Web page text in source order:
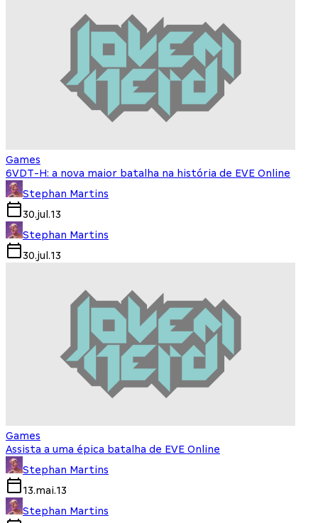
Games
6VDT-H: a nova maior batalha na história de EVE Online
Stephan Martins
30.jul.13
Stephan Martins
30.jul.13
Games
Assista a uma épica batalha de EVE Online
Stephan Martins
13.mai.13
Stephan Martins